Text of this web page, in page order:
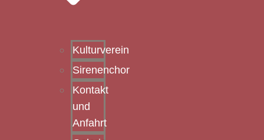
Kulturverein
Sirenenchor
Kontakt
und
Anfahrt